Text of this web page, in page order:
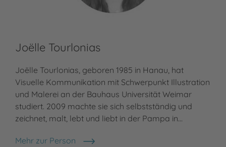
Joëlle Tourlonias
Joëlle Tourlonias, geboren 1985 in Hanau, hat
Visuelle Kommunikation mit Schwerpunkt Illustration
und Malerei an der Bauhaus Universität Weimar
studiert. 2009 machte sie sich selbstständig und
zeichnet, malt, lebt und liebt in der Pampa in…
Mehr zur Person